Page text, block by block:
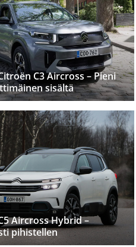
C3 Aircross – Pieni
sisältä
Aircross Hybrid –
pihistellen